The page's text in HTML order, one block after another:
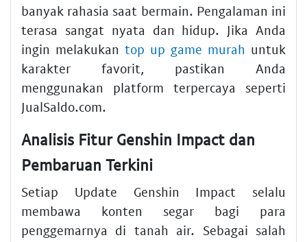
banyak rahasia saat bermain. Pengalaman ini
terasa sangat nyata dan hidup. Jika Anda
ingin melakukan top up game murah untuk
karakter favorit, pastikan Anda
menggunakan platform terpercaya seperti
JualSaldo.com.
Analisis Fitur Genshin Impact dan
Pembaruan Terkini
Setiap Update Genshin Impact selalu
membawa konten segar bagi para
penggemarnya di tanah air. Sebagai salah